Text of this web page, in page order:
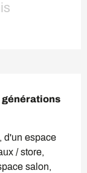
générations
d'un espace
/ store,
salon,